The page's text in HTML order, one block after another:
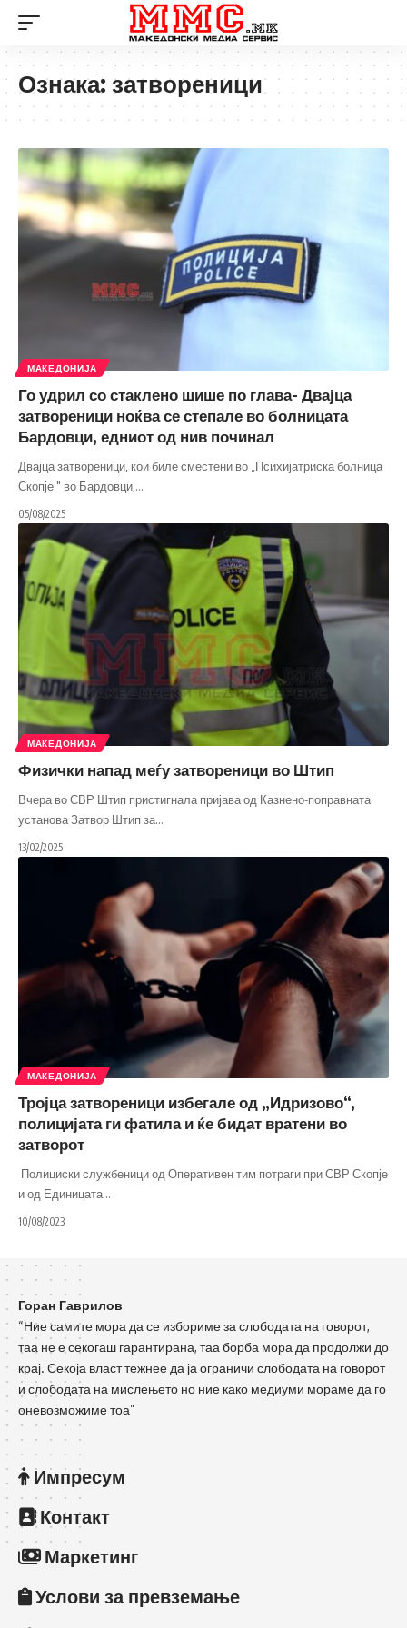
Ознака: затвореници
МАКЕДОНИЈА
Го удрил со стаклено шише по глава- Двајца
затвореници ноќва се степале во болницата
Бардовци, едниот од нив починал
Двајца затвореници, кои биле сместени во „Психијатриска болница
Скопје " во Бардовци, …
05/08/2025
МАКЕДОНИЈА
Физички напад меѓу затвореници во Штип
Вчера во СВР Штип пристигнала пријава од Казнено-поправната
установа Затвор Штип за…
13/02/2025
МАКЕДОНИЈА
Тројца затвореници избегале од „Идризово“,
полицијата ги фатила и ќе бидат вратени во
затворот
Полициски службеници од Оперативен тим потраги при СВР Скопје
и од Единицата…
10/08/2023
Горан Гаврилов
“Ние самите мора да се избориме за слободата на говорот,
таа не е секогаш гарантирана, таа борба мора да продолжи до
крај. Секоја власт тежнее да ја ограничи слободата на говорот
и слободата на мислењето но ние како медиуми мораме да го
оневозможиме тоа”
Импресум
Контакт
Маркетинг
Услови за превземање